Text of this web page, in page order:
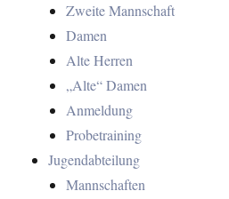
Zweite Mannschaft
Damen
Alte Herren
„Alte“ Damen
Anmeldung
Probetraining
Jugendabteilung
Mannschaften